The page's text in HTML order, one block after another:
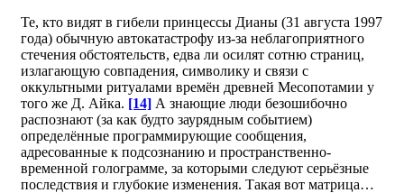
Те, кто видят в гибели принцессы Дианы (31 августа 1997
года) обычную автокатастрофу из-за неблагоприятного
стечения обстоятельств, едва ли осилят сотню страниц,
излагающую совпадения, символику и связи с
оккультными ритуалами времён древней Месопотамии у
того же Д. Айка. [14] А знающие люди безошибочно
распознают (за как будто заурядным событием)
определённые программирующие сообщения,
адресованные к подсознанию и пространственно-
временной голограмме, за которыми следуют серьёзные
последствия и глубокие изменения. Такая вот матрица…